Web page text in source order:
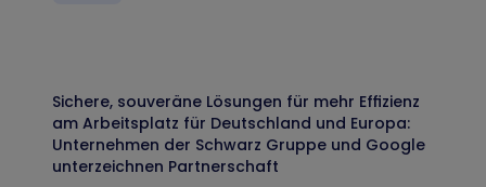
Sichere, souveräne Lösungen für mehr Effizienz
am Arbeitsplatz für Deutschland und Europa:
Unternehmen der Schwarz Gruppe und Google
unterzeichnen Partnerschaft